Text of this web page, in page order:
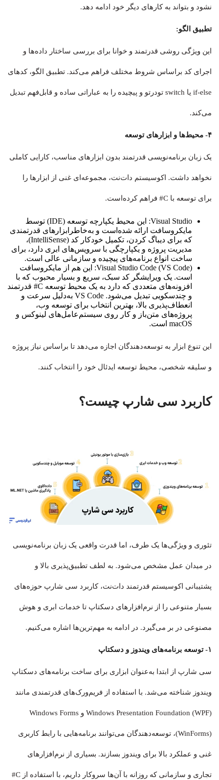
نشود و بتواند به کارهای دیگر خود ادامه دهد.
تطبیق الگو:
این ویژگی روشی قدرتمند و خوانا برای بررسی ساختار داده‌ها و
اجرای کد براساس شروط مختلف فراهم می‌کند. تطبیق الگو، کدهای
if-else یا switch تودرتو و پیچیده را به عباراتی ساده و قابل‌فهم تبدیل
می‌کند.
۴- محیط‌ها و ابزارهای توسعه
یک زبان برنامه‌نویسی قدرتمند بدون ابزارهای مناسب، کارایی کاملی
نخواهد داشت. اکوسیستم دات‌نت، مجموعه‌ای غنی از ابزارها را
برای توسعه با C# فراهم کرده‌است.
Visual Studio: این محیط یکپارچه توسعه (IDE) توسط
مایکروسافت ارائه شده‌است و به‌خاطرابزارهای قدرتمندی
که برای دیباگ کردن، تکمیل خودکار کد (IntelliSense)،
مدیریت پروژه و یکپارچگی با سرویس‌های ابری دارد، برای
ساخت انواع برنامه‌های پیچیده و سازمانی عالی است.
Visual Studio Code (VS Code): این هم از مایکروسافت
است. یک ویرایشگر کد سبک، سریع و بسیار محبوب که با
افزونه‌های متعددی که دارد به یک محیط توسعه C# قدرتمند
و چندسکویی تبدیل می‌شود. VS Code به‌دلیل سرعت و
انعطاف‌پذیری بالا، بهترین انتخاب برای توسعه وب،
پروژه‌های متن‌باز و کار روی سیستم‌عامل‌های لینوکس و
macOS است.
این تنوع ابزار به توسعه‌دهندگان اجازه می‌دهد تا براساس نیاز پروژه
و سلیقه شخصی، محیط توسعه ایدئال خود را انتخاب کنند.
کاربرد سی شارپ چیست؟
تئوری و ویژگی‌ها یک طرف، اما قدرت واقعی یک زبان برنامه‌نویسی
در میدان عمل مشخص می‌شود. به لطف تطبیق‌پذیری بالا و
پشتیبانی اکوسیستم قدرتمند دات‌نت، کاربرد سی شارپ حوزه‌های
بسیار متنوعی را از نرم‌افزارهای دسکتاپ تا خدمات ابری و هوش
مصنوعی در بر می‌گیرد. در ادامه به مهم‌ترین‌ها اشاره می‌کنیم.
۱- توسعه برنامه‌های ویندوز و دسکتاپ
سی شارپ از ابتدا به‌عنوان ابزاری برای ساخت برنامه‌های دسکتاپ
ویندوز شناخته می‌شد. با استفاده از فریم‌ورک‌های قدرتمندی مانند
Windows Presentation Foundation (WPF) و Windows Forms
(WinForms)، توسعه‌دهندگان می‌توانند برنامه‌هایی با رابط کاربری
غنی و عملکرد بالا برای ویندوز بسازند. بسیاری از نرم‌افزارهای
تجاری و سازمانی که روزانه با آن‌ها سروکار داریم، با استفاده از C#